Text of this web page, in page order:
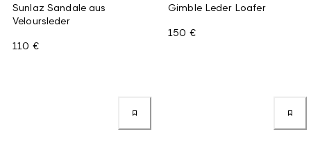
Sunlaz Sandale aus
Veloursleder
110 €
Gimble Leder Loafer
150 €